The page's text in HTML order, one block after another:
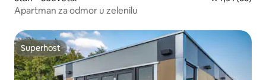
Apartman za odmor u zelenilu
Superhost
Superhost